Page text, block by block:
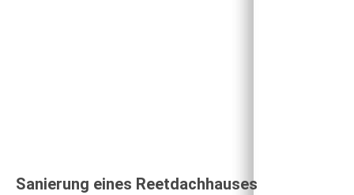
Sanierung eines Reetdachhauses